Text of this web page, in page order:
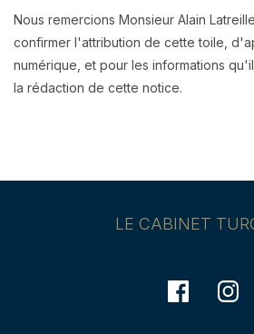
Nous remercions Monsieur Alain
confirmer l'attribution de cette toile,
numérique, et pour les informations
la rédaction de cette notice.
LE CABINET